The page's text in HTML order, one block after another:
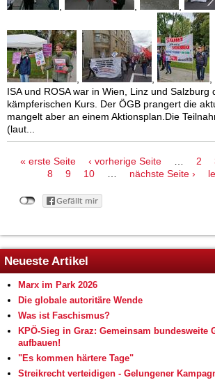
, , ,
, ,
,
ISA und ROSA war in Wien, Linz und Salzburg
kämpferischen Kurs. Der ÖGB prangert die
mangelt aber an einem Aktionsplan.Die
(laut...
Seiten
« erste Seite ‹ vorherige Seite … 2
8
9 10 … nächste Seite ›
Neueste Artikel
Marx im Park 2026
Die globale autoritäre Wende
Was ist Faschismus?
KPÖ-Sieg in Graz: Gemeinsam bundesweite
aufbauen!
"Es kommen härtere Tage"
Streikrecht verteidigen - Gelungener